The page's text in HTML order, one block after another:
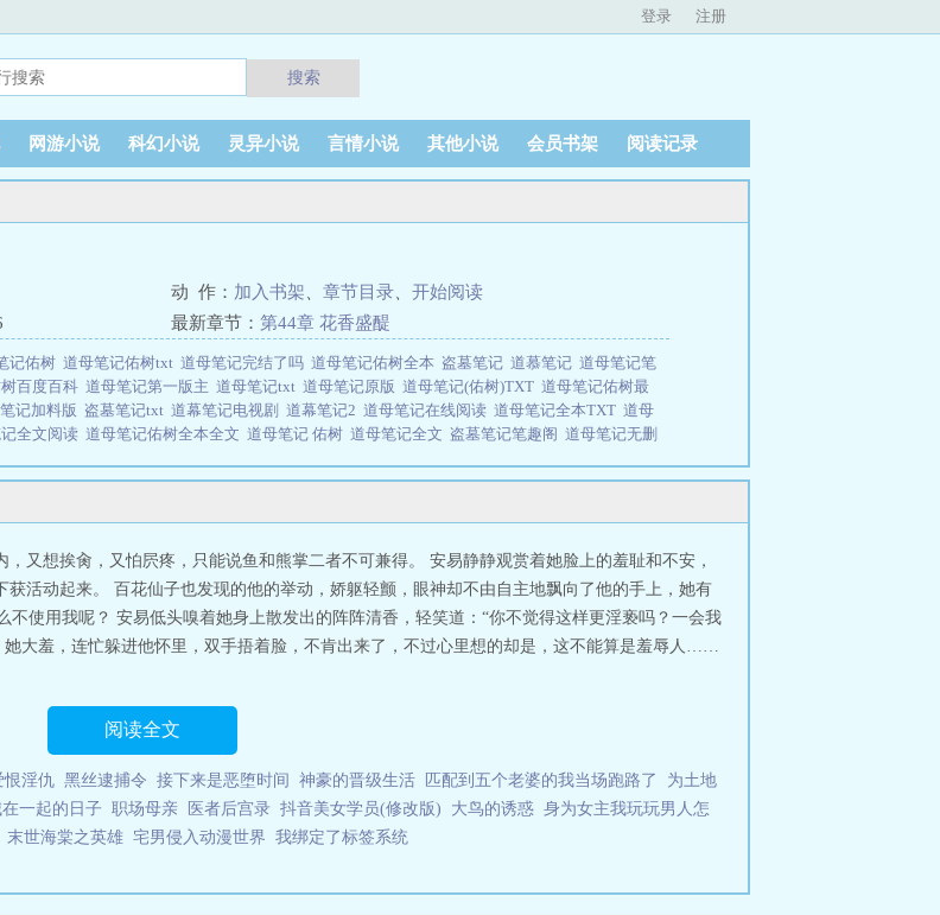
登录 注册
搜索
网游小说 科幻小说 灵异小说 言情小说 其他小说 会员书架 阅读记录
动 作： 加入书架 章节目录
开始阅读
最新章节： 第44章 花香盛醍
记佑树 道母笔记佑树txt 道母笔记完结了吗 道母笔记佑树全本 盗墓笔记 道慕笔记 道母笔记笔
百度百科 道母笔记第一版主 道母笔记txt 道母笔记原版 道母笔记(佑树)TXT 道母笔记佑树最
记加料版 盗墓笔记txt 道幕笔记电视剧 道幕笔记2 道母笔记在线阅读 道母笔记全本TXT 道母
全文阅读 道母笔记佑树全本全文 道母笔记 佑树 道母笔记全文 盗墓笔记笔趣阁 道母笔记无删
道母笔记
又想挨肏，又怕屄疼，只能说鱼和熊掌二者不可兼得。 安易静静观赏着她脸上的羞耻和不安，
活动起来。 百花仙子也发现的他的举动，娇躯轻颤，眼神却不由自主地飘向了他的手上，她有
使用我呢？ 安易低头嗅着她身上散发出的阵阵清香，轻笑道：“你不觉得这样更淫亵吗？一会我
大羞，连忙躲进他怀里，双手捂着脸，不肯出来了，不过心里想的却是，这不能算是羞辱人……
阅读全文
恨淫仇 黑丝逮捕令 接下来是恶堕时间 神豪的晋级生活 匹配到五个老婆的我当场跑路了
为土地
一起的日子 职场母亲 医者后宫录 抖音美女学员(修改版) 大鸟的诱惑 身为女主我玩玩男人怎
末世海棠之英雄 宅男侵入动漫世界 我绑定了标签系统